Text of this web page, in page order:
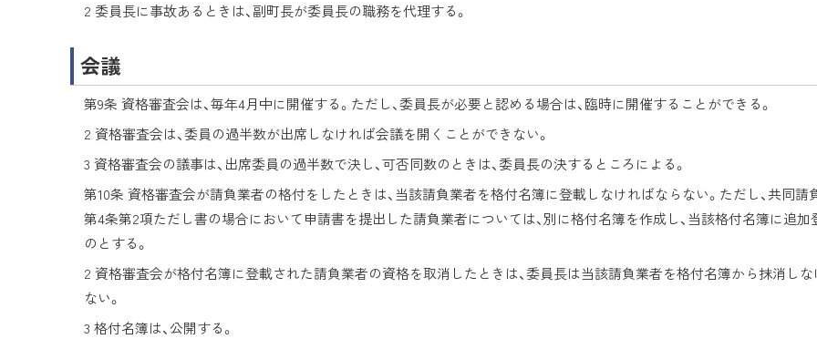
2 委員長に事故あるときは、副町長が委員長の職務を代理する。
会議
第9条 資格審査会は、毎年4月中に開催する。ただし、委員長が必要と認める場合は、臨時に開催することができる。
2 資格審査会は、委員の過半数が出席しなければ会議を開くことができない。
3 資格審査会の議事は、出席委員の過半数で決し、可否同数のときは、委員長の決するところによる。
第10条 資格審査会が請負業者の格付をしたときは、当該請負業者を格付名簿に登載しなければならない。ただし、共同請
第4条第2項ただし書の場合において申請書を提出した請負業者については、別に格付名簿を作成し、当該格付名簿に追加
のとする。
2 資格審査会が格付名簿に登載された請負業者の資格を取消したときは、委員長は当該請負業者を格付名簿から抹消しな
ない。
3 格付名簿は、公開する。